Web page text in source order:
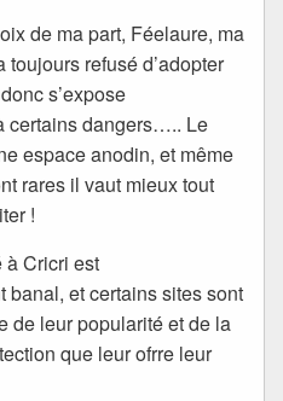
de ma part, Féelaure, ma
toujours refusé d’adopter
s’expose
certains dangers….. Le
espace anodin, et même
rares il vaut mieux tout
!
à Cricri est
banal, et certains sites sont
de leur popularité et de la
que leur ofrre leur